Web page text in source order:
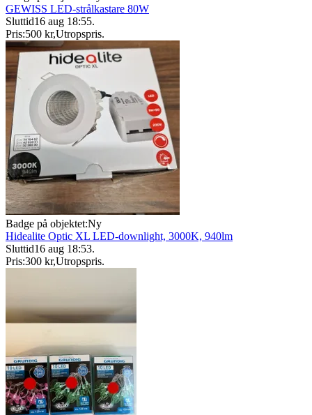
GEWISS LED-strålkastare 80W
Sluttid16 aug 18:55.
Pris:500 kr,Utropspris.
Badge på objektet:Ny
Hidealite Optic XL LED-downlight, 3000K, 940lm
Sluttid16 aug 18:53.
Pris:300 kr,Utropspris.